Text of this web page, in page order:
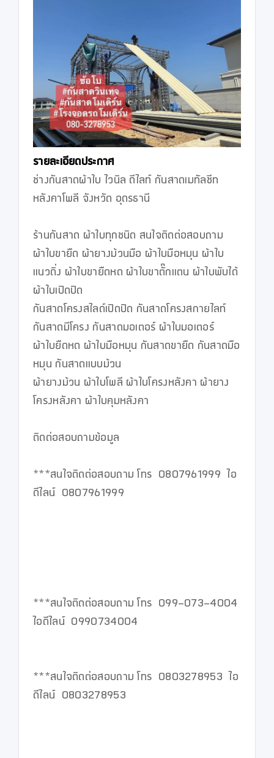
รายละเอียดประกาศ
ช่างกันสาดผ้าใบ ไวนิล ดีไลท์ กันสาดเมทัลชีท
หลังคาโพลี จังหวัด อุดรธานี
ร้านกันสาด ผ้าใบทุกชนิด สนใจติดต่อสอบถาม
ผ้าใบขายืด ผ้ายางม้วนมือ ผ้าใบมือหมุน ผ้าใบ
แนวดิ่ง ผ้าใบขายืดหด ผ้าใบขาตั๊กแตน ผ้าใบพับได้
ผ้าใบเปิดปิด
กันสาดโครงสไลด์เปิดปิด กันสาดโครงสกายไลท์
กันสาดมีโครง กันสาดมอเตอร์ ผ้าใบมอเตอร์
ผ้าใบยืดหด ผ้าใบมือหมุน กันสาดขายืด กันสาดมือ
หมุน กันสาดแบบม้วน
ผ้ายางม้วน ผ้าใบโพลี ผ้าใบโครงหลังคา ผ้ายาง
โครงหลังคา ผ้าใบคุมหลังคา
ติดต่อสอบถามข้อมูล
***สนใจติดต่อสอบถาม โทร  0807961999  ไอ
ดีไลน์  0807961999
***สนใจติดต่อสอบถาม โทร  099-073-4004
ไอดีไลน์  0990734004
***สนใจติดต่อสอบถาม โทร  0803278953  ไอ
ดีไลน์  0803278953